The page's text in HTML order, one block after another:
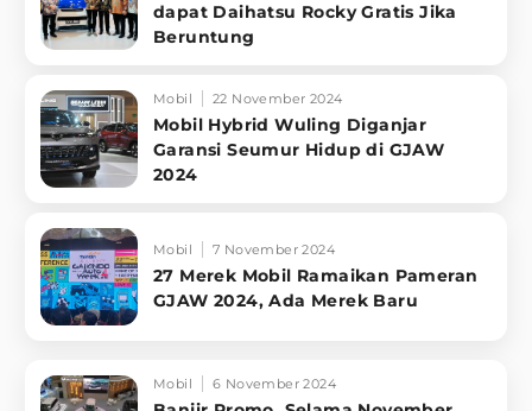
dapat Daihatsu Rocky Gratis Jika
Beruntung
Mobil 22 November 2024
Mobil Hybrid Wuling Diganjar
Garansi Seumur Hidup di GJAW
2024
Mobil 7 November 2024
27 Merek Mobil Ramaikan Pameran
GJAW 2024, Ada Merek Baru
Mobil 6 November 2024